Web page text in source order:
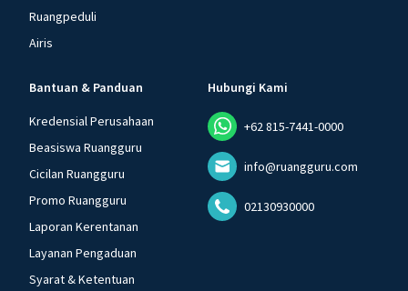
Ruangpeduli
Airis
Bantuan & Panduan
Kredensial Perusahaan
Beasiswa Ruangguru
Cicilan Ruangguru
Promo Ruangguru
Laporan Kerentanan
Layanan Pengaduan
Syarat & Ketentuan
Hubungi Kami
+62 815-7441-0000
info@ruangguru.com
02130930000